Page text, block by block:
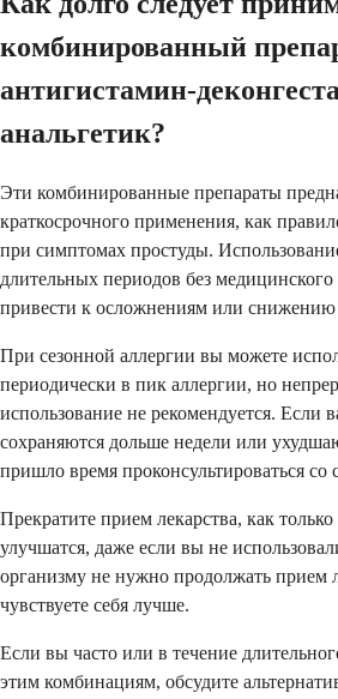
комбинированный
антигистамин-
анальгетик?
Эти комбинированные препараты
краткосрочного применения, как
при симптомах простуды.
длительных периодов без
привести к осложнениям или снижению
При сезонной аллергии вы можете
периодически в пик аллергии, но
использование не рекомендуется.
сохраняются дольше недели или
пришло время проконсультироваться со
Прекратите прием лекарства, как
улучшатся, даже если вы не
организму не нужно продолжать прием
чувствуете себя лучше.
Если вы часто или в течение
этим комбинациям, обсудите